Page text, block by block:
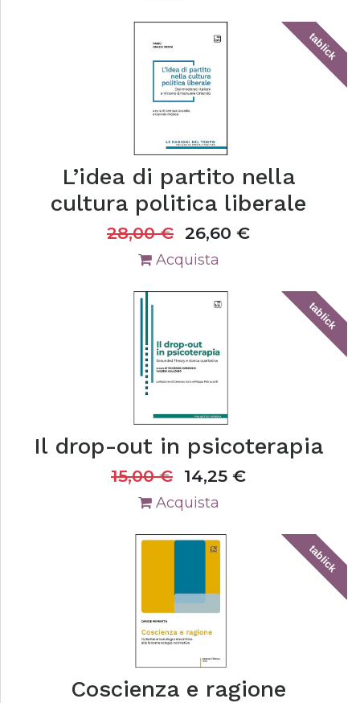
tablick
L’idea di partito nella
cultura politica liberale
28,00€ 26,60 €
Acquista
tablick
Il drop-out in psicoterapia
15,00€ 14,25 €
Acquista
tablick
Coscienza e ragione